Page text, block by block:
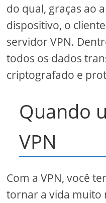
do qual, graças ao
dispositivo, o
servidor VPN.
todos os dados
criptografado e
Quando
VPN
Com a VPN, você
tornar a vida muito